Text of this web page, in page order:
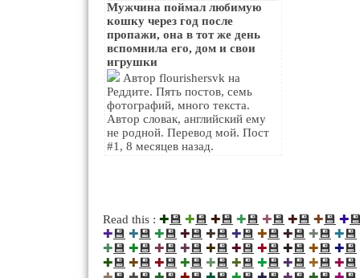
Мужчина поймал любимую
кошку через год после
пропажи, она в тот же день
вспомнила его, дом и свои
игрушки
Реддите. Пять постов, семь
фотографий, много текста.
Автор словак, английский ему
не родной. Перевод мой. Пост
#1, 8 месяцев назад.
Read this : ✚💾 ✚💾 ✚💾 ✚💾 ✚💾 ✚💾 ✚💾 ✚
✚💾 ✚💾 ✚💾 ✚💾 ✚💾 ✚💾 ✚💾 ✚💾 ✚💾 ✚💾
✚💾 ✚💾 ✚💾 ✚💾 ✚💾 ✚💾 ✚💾 ✚💾 ✚💾 ✚💾
✚💾 ✚💾 ✚💾 ✚💾 ✚💾 ✚💾 ✚💾 ✚💾 ✚💾 ✚💾